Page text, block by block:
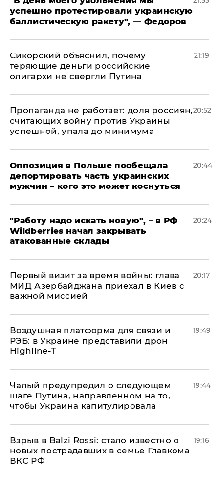
успешно протестировали украинскую
баллистическую ракету", — Федоров
Сикорский объяснил, почему
теряющие деньги российские
олигархи не свергли Путина
21:19
​Пропаганда не работает: доля россиян,
считающих войну против Украины
успешной, упала до минимума
20:52
Оппозиция в Польше пообещала
депортировать часть украинских
мужчин – кого это может коснуться
20:44
"Работу надо искать новую", – в РФ
Wildberries начал закрывать
атакованные склады
20:24
Первый визит за время войны: глава
МИД Азербайджана приехал в Киев с
важной миссией
20:17
Воздушная платформа для связи и
РЭБ: в Украине представили дрон
Highline-T
19:49
Чалый предупредил о следующем
шаге Путина, направленном на то,
чтобы Украина капитулировала
19:44
Взрыв в Balzi Rossi: стало известно о
новых пострадавших в семье Главкома
ВКС РФ
19:16